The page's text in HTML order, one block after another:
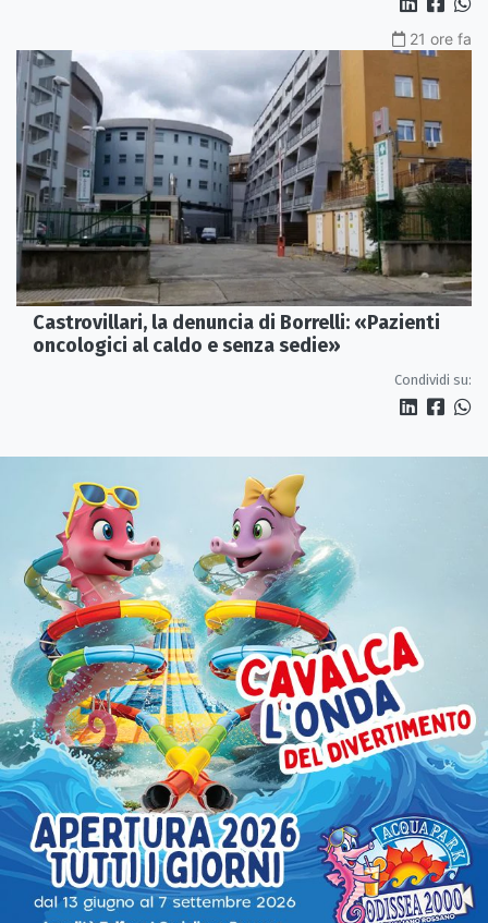
21 ore fa
Castrovillari, la denuncia di Borrelli: «Pazienti
oncologici al caldo e senza sedie»
Condividi su: